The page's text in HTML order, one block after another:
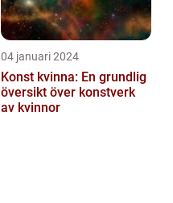
04 januari 2024
Konst kvinna: En grundlig
översikt över konstverk
av kvinnor